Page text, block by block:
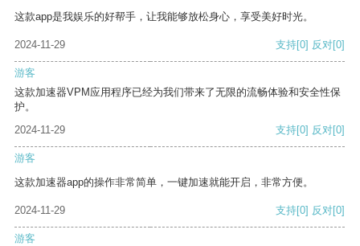
这款app是我娱乐的好帮手，让我能够放松身心，享受美好时光。
2024-11-29 支持[0] 反对[0]
游客
这款加速器VPM应用程序已经为我们带来了无限的流畅体验和安全性保
护。
2024-11-29
支持[0] 反对[0]
游客
这款加速器app的操作非常简单，一键加速就能开启，非常方便。
2024-11-29 支持[0] 反对[0]
游客